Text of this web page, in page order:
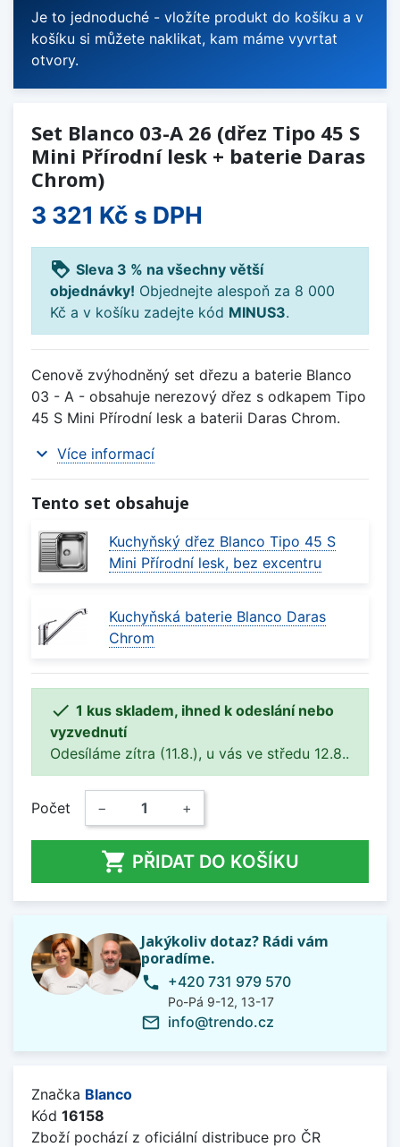
Je to jednoduché - vložíte produkt do košíku a v
košíku si můžete naklikat, kam máme vyvrtat
otvory.
Set Blanco 03-A 26 (dřez Tipo 45 S
Mini Přírodní lesk + baterie Daras
Chrom)
3 321 Kč s DPH
loyalty Sleva 3 % na všechny větší
objednávky! Objednejte alespoň za 8 000
Kč a v košíku zadejte kód MINUS3.
Cenově zvýhodněný set dřezu a baterie Blanco
03 - A - obsahuje nerezový dřez s odkapem Tipo
45 S Mini Přírodní lesk a baterii Daras Chrom.
expand_more Více informací
Tento set obsahuje
Kuchyňský dřez Blanco Tipo 45 S
Mini Přírodní lesk, bez excentru
Kuchyňská baterie Blanco Daras
Chrom
 1 kus skladem, ihned k odeslání nebo
vyzvednutí
Odesíláme zítra (11.8.), u vás ve středu 12.8..
Počet − +
 PŘIDAT DO KOŠÍKU
Jakýkoliv dotaz? Rádi vám
poradíme.
phone +420 731 979 570
Po-Pá 9-12, 13-17
mail_outline info@trendo.cz
Značka Blanco
Kód 16158
Zboží pochází z oficiální distribuce pro ČR